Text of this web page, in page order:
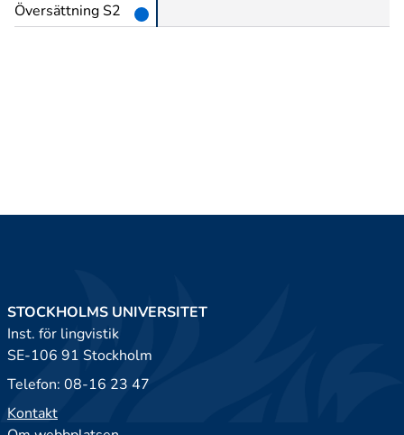
Översättning S2
STOCKHOLMS UNIVERSITET
Inst. för lingvistik
SE-106 91 Stockholm
Telefon: 08-16 23 47
Kontakt